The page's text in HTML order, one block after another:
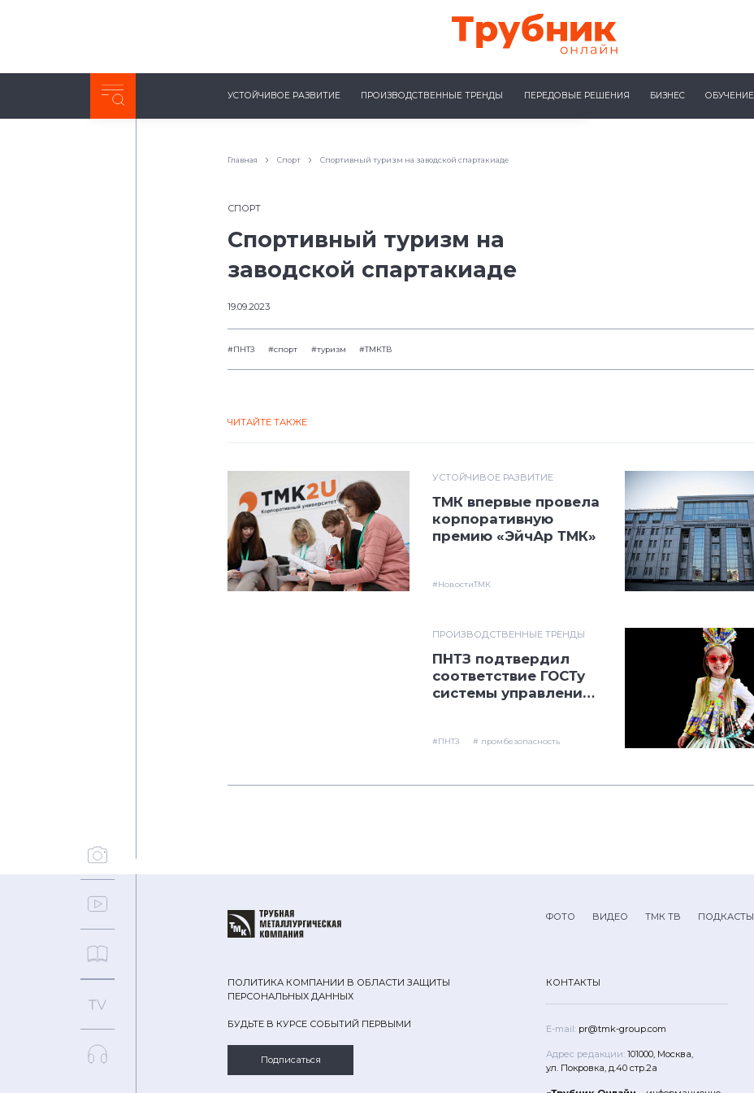
Неделя с ТМК. Выпуск №27 (225)
УСТОЙЧИВОЕ РАЗВИТИЕ ПРОИЗВОДСТВЕННЫЕ ТРЕНДЫ ПЕРЕДОВЫЕ РЕШЕНИЯ БИЗНЕС ОБУЧЕНИЕ
Главная Спорт Спортивный туризм на заводской спартакиаде
СПОРТ
Спортивный туризм на
заводской спартакиаде
19.09.2023
#ПНТЗ #спорт #туризм #ТМКТВ
ЧИТАЙТЕ ТАКЖЕ
УСТОЙЧИВОЕ РАЗВИТИЕ
ТМК впервые провела
корпоративную
премию «ЭйчАр ТМК»
#НовостиТМК
ПРОИЗВОДСТВЕННЫЕ ТРЕНДЫ
ПНТЗ подтвердил
соответствие ГОСТу
системы управления
#ПНТЗ # промбезопасность
ФОТО ВИДЕО ТМК ТВ ПОДКАСТЫ
ПОЛИТИКА КОМПАНИИ В ОБЛАСТИ ЗАЩИТЫ
ПЕРСОНАЛЬНЫХ ДАННЫХ
БУДЬТЕ В КУРСЕ СОБЫТИЙ ПЕРВЫМИ
Подписаться
КОНТАКТЫ
E-mail: pr@tmk-group.com
Адрес редакции: 101000, Москва,
ул. Покровка, д.40 стр.2а